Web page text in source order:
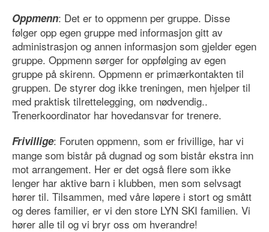
Oppmenn: Det er to oppmenn per gruppe. Disse
følger opp egen gruppe med informasjon gitt av
administrasjon og annen informasjon som gjelder egen
gruppe. Oppmenn sørger for oppfølging av egen
gruppe på skirenn. Oppmenn er primærkontakten til
gruppen. De styrer dog ikke treningen, men hjelper til
med praktisk tilrettelegging, om nødvendig..
Trenerkoordinator har hovedansvar for trenere.
Frivillige: Foruten oppmenn, som er frivillige, har vi
mange som bistår på dugnad og som bistår ekstra inn
mot arrangement. Her er det også flere som ikke
lenger har aktive barn i klubben, men som selvsagt
hører til. Tilsammen, med våre løpere i stort og smått
og deres familier, er vi den store LYN SKI familien. Vi
hører alle til og vi bryr oss om hverandre!